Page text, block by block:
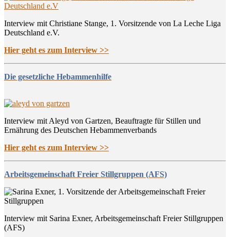
Interview mit Christiane Stange, 1. Vorsitzende von La Leche Liga
Deutschland e.V.
Hier geht es zum Interview >>
Die gesetzliche Hebammenhilfe
Interview mit Aleyd von Gartzen, Beauftragte für Stillen und
Ernährung des Deutschen Hebammenverbands
Hier geht es zum Interview >>
Arbeitsgemeinschaft Freier Stillgruppen (AFS)
Interview mit Sarina Exner, Arbeitsgemeinschaft Freier Stillgruppen
(AFS)